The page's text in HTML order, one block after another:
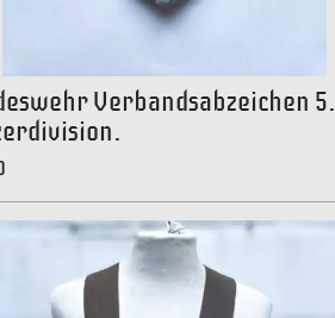
Verbandsabzeichen 5.